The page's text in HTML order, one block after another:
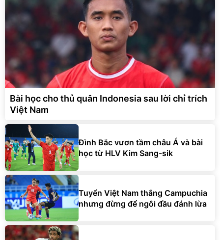
Bài học cho thủ quân Indonesia sau lời chỉ trích
Việt Nam
Đình Bắc vươn tầm châu Á và bài
học từ HLV Kim Sang-sik
Tuyển Việt Nam thắng Campuchia
nhưng đừng để ngôi đầu đánh lừa